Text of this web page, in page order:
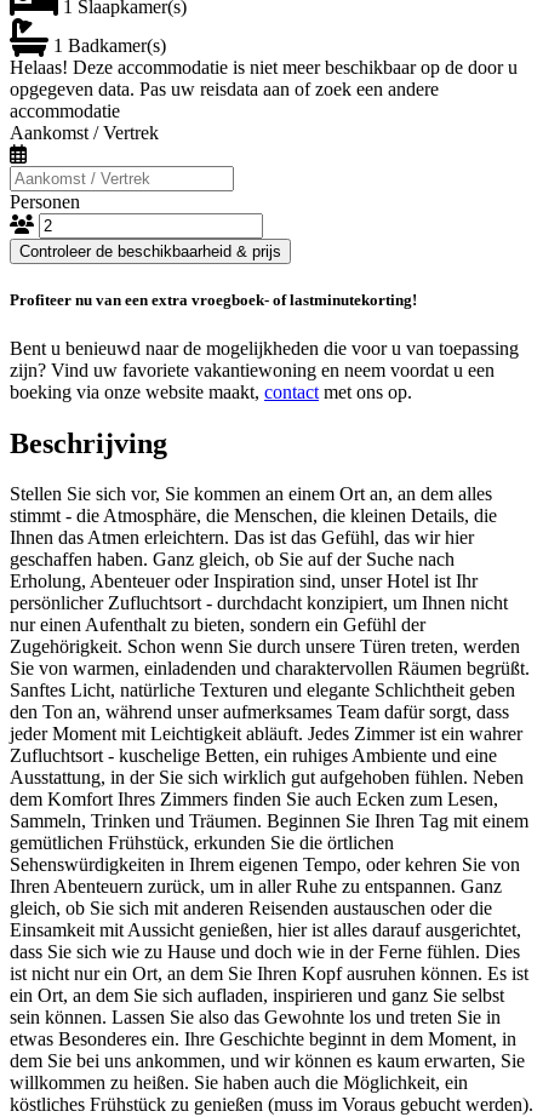
1 Slaapkamer(s)
1 Badkamer(s)
Helaas! Deze accommodatie is niet meer beschikbaar op de door u
opgegeven data. Pas uw reisdata aan of zoek een andere
accommodatie
Aankomst / Vertrek
Personen
Controleer de beschikbaarheid & prijs
Profiteer nu van een extra vroegboek- of lastminutekorting!
Bent u benieuwd naar de mogelijkheden die voor u van toepassing
zijn? Vind uw favoriete vakantiewoning en neem voordat u een
boeking via onze website maakt, contact met ons op.
Beschrijving
Stellen Sie sich vor, Sie kommen an einem Ort an, an dem alles
stimmt - die Atmosphäre, die Menschen, die kleinen Details, die
Ihnen das Atmen erleichtern. Das ist das Gefühl, das wir hier
geschaffen haben. Ganz gleich, ob Sie auf der Suche nach
Erholung, Abenteuer oder Inspiration sind, unser Hotel ist Ihr
persönlicher Zufluchtsort - durchdacht konzipiert, um Ihnen nicht
nur einen Aufenthalt zu bieten, sondern ein Gefühl der
Zugehörigkeit. Schon wenn Sie durch unsere Türen treten, werden
Sie von warmen, einladenden und charaktervollen Räumen begrüßt.
Sanftes Licht, natürliche Texturen und elegante Schlichtheit geben
den Ton an, während unser aufmerksames Team dafür sorgt, dass
jeder Moment mit Leichtigkeit abläuft. Jedes Zimmer ist ein wahrer
Zufluchtsort - kuschelige Betten, ein ruhiges Ambiente und eine
Ausstattung, in der Sie sich wirklich gut aufgehoben fühlen. Neben
dem Komfort Ihres Zimmers finden Sie auch Ecken zum Lesen,
Sammeln, Trinken und Träumen. Beginnen Sie Ihren Tag mit einem
gemütlichen Frühstück, erkunden Sie die örtlichen
Sehenswürdigkeiten in Ihrem eigenen Tempo, oder kehren Sie von
Ihren Abenteuern zurück, um in aller Ruhe zu entspannen. Ganz
gleich, ob Sie sich mit anderen Reisenden austauschen oder die
Einsamkeit mit Aussicht genießen, hier ist alles darauf ausgerichtet,
dass Sie sich wie zu Hause und doch wie in der Ferne fühlen. Dies
ist nicht nur ein Ort, an dem Sie Ihren Kopf ausruhen können. Es ist
ein Ort, an dem Sie sich aufladen, inspirieren und ganz Sie selbst
sein können. Lassen Sie also das Gewohnte los und treten Sie in
etwas Besonderes ein. Ihre Geschichte beginnt in dem Moment, in
dem Sie bei uns ankommen, und wir können es kaum erwarten, Sie
willkommen zu heißen. Sie haben auch die Möglichkeit, ein
köstliches Frühstück zu genießen (muss im Voraus gebucht werden).